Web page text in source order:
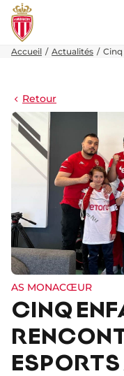
Accueil Actualités
Retour
AS MONACŒUR
CINQ